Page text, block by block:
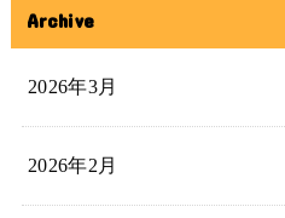
Archive
2026年3月
2026年2月